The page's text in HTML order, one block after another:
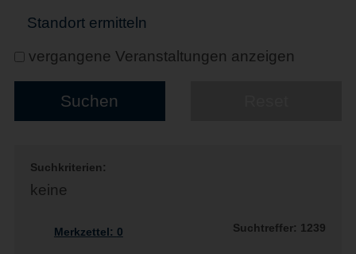
Standort ermitteln
vergangene Veranstaltungen anzeigen
Suchkriterien:
keine
Merkzettel: 0 Suchtreffer: 1239